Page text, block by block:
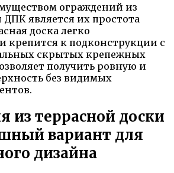
ограждений из
является их простота
доска легко
крепится к подконструкции с
скрытых крепежных
получить ровную и
без видимых
из террасной доски
вариант для
дизайна